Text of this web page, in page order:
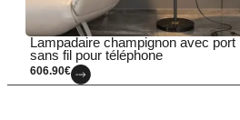
Lampadaire champignon avec
sans fil pour téléphone
606.90€